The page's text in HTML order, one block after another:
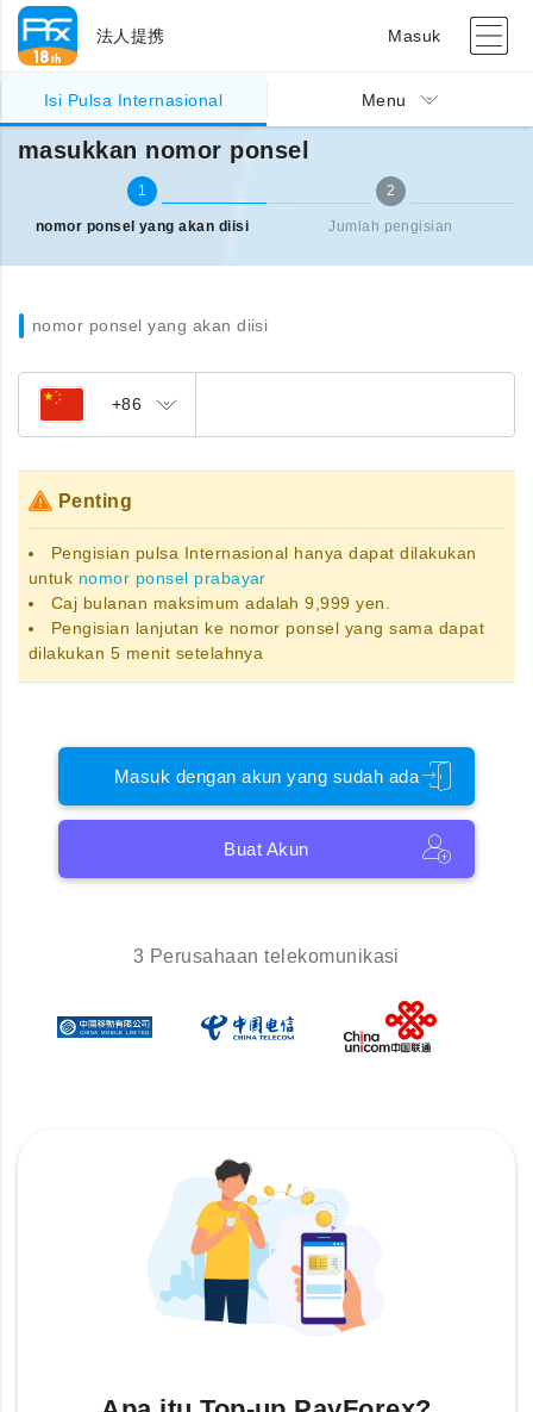
法人提携 Masuk
Isi Pulsa Internasional Menu
Pengisian pulsa Internasional masukkan nomor ponsel
masukkan nomor ponsel
1
nomor ponsel yang akan diisi
2
Jumlah pengisian
nomor ponsel yang akan diisi
+86
Penting
Pengisian pulsa Internasional hanya dapat dilakukan
untuk nomor ponsel prabayar
Caj bulanan maksimum adalah 9,999 yen.
Pengisian lanjutan ke nomor ponsel yang sama dapat
dilakukan 5 menit setelahnya
Masuk dengan akun yang sudah ada
Buat Akun
3 Perusahaan telekomunikasi